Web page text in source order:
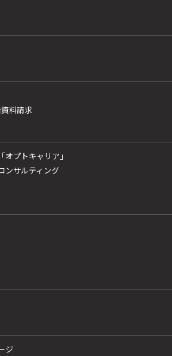
料請求
プトキャリア」
ンサルティング
ジ